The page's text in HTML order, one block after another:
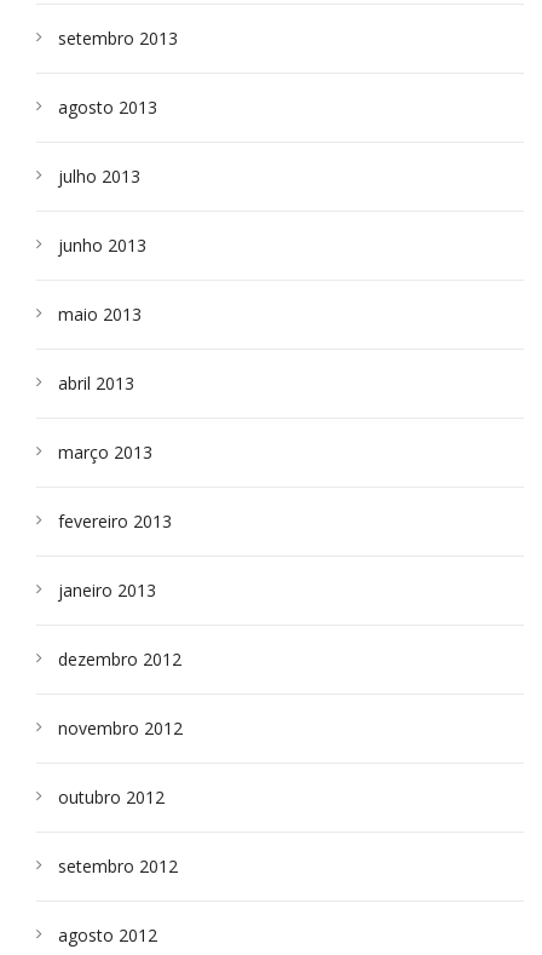
setembro 2013
agosto 2013
julho 2013
junho 2013
maio 2013
abril 2013
março 2013
fevereiro 2013
janeiro 2013
dezembro 2012
novembro 2012
outubro 2012
setembro 2012
agosto 2012